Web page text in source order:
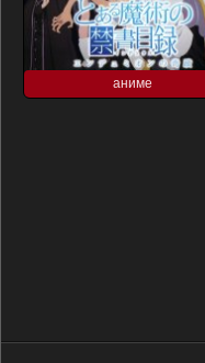
аниме